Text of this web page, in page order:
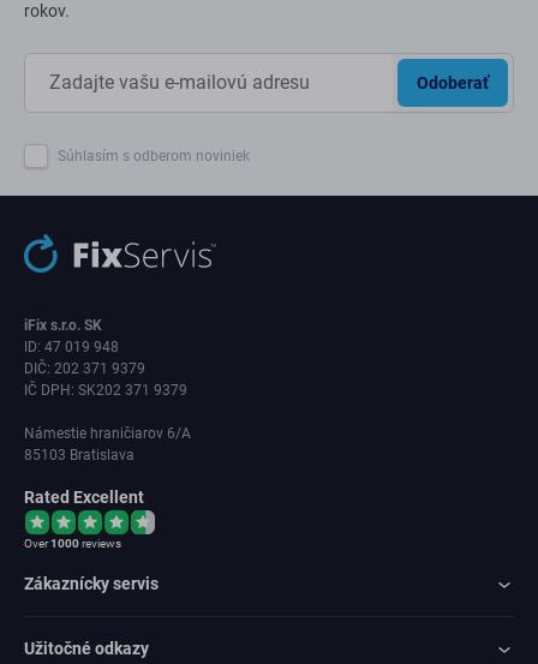
rokov.
Odoberať
Súhlasím s odberom noviniek
iFix s.r.o. SK
ID: 47 019 948
DIČ: 202 371 9379
IČ DPH: SK202 371 9379
Námestie hraničiarov 6/A
85103 Bratislava
Rated Excellent
Over1000reviews
Zákaznícky servis
Užitočné odkazy